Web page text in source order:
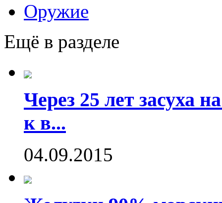
Оружие
Ещё в разделе
Через 25 лет засуха
к в...
04.09.2015